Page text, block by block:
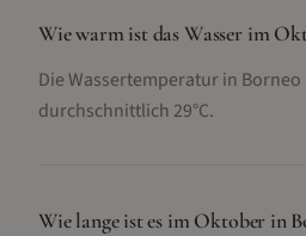
Wie warm ist das Wasser im
Die Wassertemperatur in
durchschnittlich 29°C.
Wie lange ist es im Oktober in